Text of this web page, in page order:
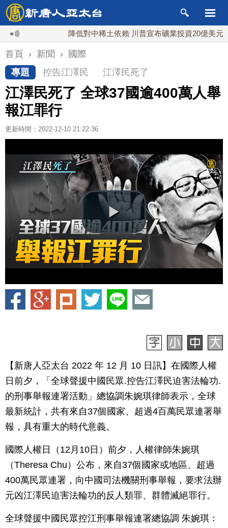
降低對中稀土依賴 川普宣布礦業投資20億美元
首頁 › 新聞 ›
國際
專題
控告江澤民 江澤民死了
江澤民死了 全球37國逾400萬人舉
報江罪行
更新時間：2022-12-10 21:22:36
【新唐人亞太台 2022 年 12 月 10 日訊】在國際人權
日前夕，「全球聲援中國民眾.控告江澤民迫害法輪功.
的刑事舉報連署活動」總協調朱婉琪律師表示，全球
最新統計，共有來自37個國家、超過4百萬民眾連署舉
報，具有重大的時代意義。
國際人權日（12月10日）前夕，人權律師朱婉琪
（Theresa Chu）公布，來自37個國家或地區、超過
400萬民眾連署，向中國司法機關刑事舉報，要求法辦
元凶江澤民迫害法輪功的反人類罪、群體滅絕罪行。
全球聲援中國民眾控江刑事舉報連署總協調 朱婉琪：